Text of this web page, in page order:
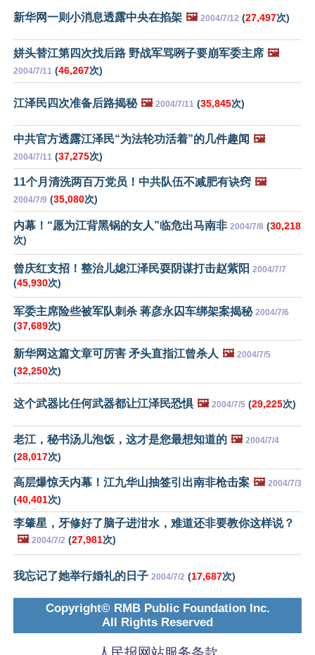
新华网一则小消息透露中央在掐架 🖼️ 2004/7/12 (27,497次)
姘头替江第四次找后路 野战军骂咧子要崩军委主席 🖼️
2004/7/11 (46,267次)
江泽民四次准备后路揭秘 🖼️ 2004/7/11 (35,845次)
中共官方透露江泽民“为法轮功活着”的几件趣闻 🖼️
2004/7/11 (37,275次)
11个月清洗两百万党员！中共队伍不减肥有诀窍 🖼️
2004/7/9 (35,080次)
内幕！“愿为江背黑锅的女人”临危出马南非 2004/7/8 (30,218
次)
曾庆红支招！整治儿媳江泽民耍阴谋打击赵紫阳 2004/7/7
(45,930次)
军委主席险些被军队刺杀 蒋彦永囚车绑架案揭秘 2004/7/6
(37,689次)
新华网这篇文章可厉害 矛头直指江曾杀人 🖼️ 2004/7/5
(32,250次)
这个武器比任何武器都让江泽民恐惧 🖼️ 2004/7/5 (29,225次)
老江，秘书汤儿泡饭，这才是您最想知道的 🖼️ 2004/7/4
(28,017次)
高层爆惊天内幕！江九华山抽签引出南非枪击案 🖼️ 2004/7/3
(40,401次)
李肇星，牙修好了脑子进泔水，难道还非要教你这样说？
🖼️ 2004/7/2 (27,981次)
我忘记了她举行婚礼的日子 2004/7/2 (17,687次)
Copyright© RMB Public Foundation Inc.
All Rights Reserved